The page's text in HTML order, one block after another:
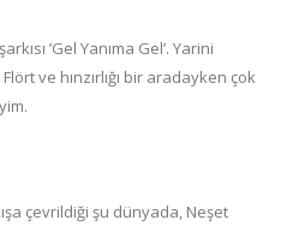
’Gel Yanıma Gel’. Yarini
ve hınzırlığı bir aradayken çok
çevrildiği şu dünyada, Neşet